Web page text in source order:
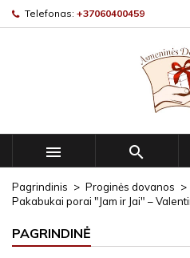
Telefonas: +37060400459
 
Pagrindinis Proginės dovanos
Pakabukai porai "Jam ir Jai" –
PAGRINDINĖ